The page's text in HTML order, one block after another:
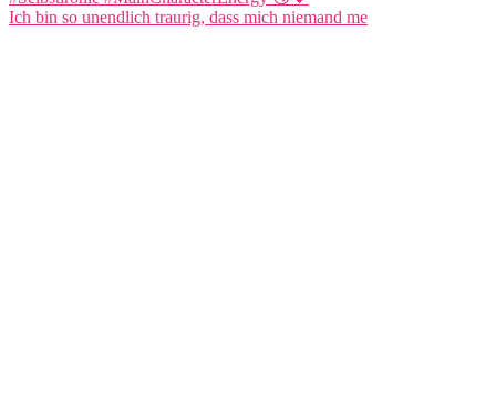
Ich bin so unendlich traurig, dass mich niemand me